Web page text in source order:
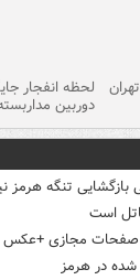
دوربین
بازگشایی تنگه هرمز
است
صفحات مجازی +عکس
در هرمز